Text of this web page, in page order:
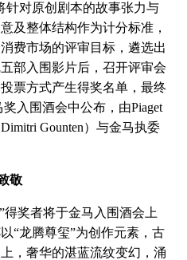
对原创剧本的故事张力与
及整体结构作为计分标准，
费市场的评审目标，遴选出
部入围影片后，召开评审会
票方式产生得奖名单，最终
入围酒会中公布，由Piaget
Gounten）与金马执委
敬
奖者将于金马入围酒会上
“龙腾尊玺”为创作元素，古
，奢华的湛蓝流纹变幻，涌